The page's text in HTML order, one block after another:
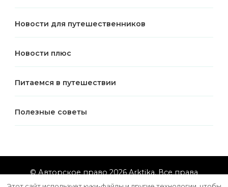
Новости для путешественников
Новости плюс
Питаемся в путешествии
Полезные советы
© Авторское право 2026Arktika. Все права
защищены.Vilva | РазработанаBlossom Themes.